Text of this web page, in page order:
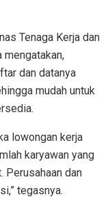
Tenaga Kerja dan
mengatakan,
dan datanya
mudah untuk
lowongan kerja
karyawan yang
Perusahaan dan
tegasnya.